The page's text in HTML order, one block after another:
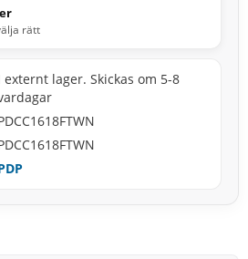
rätt
externt lager. Skickas om 5-8